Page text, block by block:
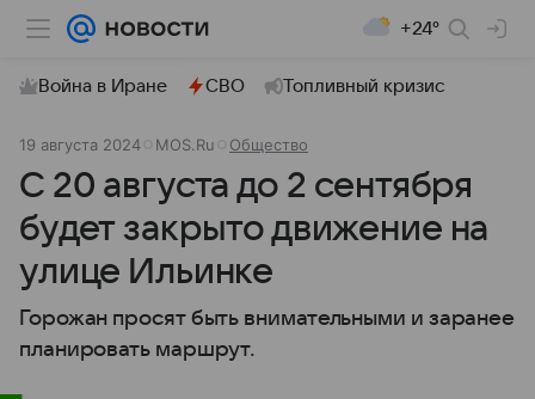
+24°
Война в Иране СВО Топливный кризис
19 августа 2024 MOS.Ru Общество
С 20 августа до 2 сентября
будет закрыто движение на
улице Ильинке
Горожан просят быть внимательными и заранее
планировать маршрут.